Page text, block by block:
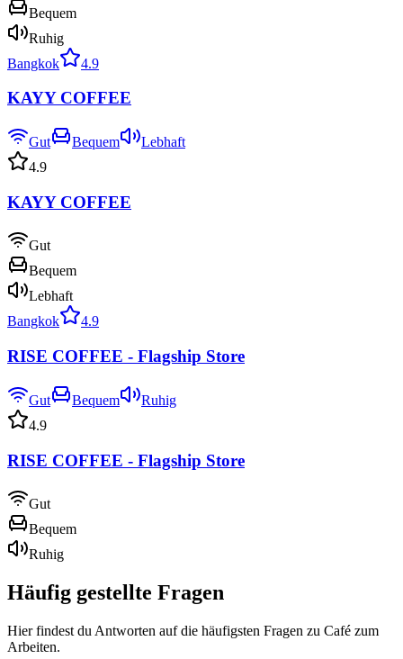
Bequem
Ruhig
Bangkok
4.9
KAYY COFFEE
Gut Bequem
Lebhaft
4.9
KAYY COFFEE
Gut
Bequem
Lebhaft
Bangkok
4.9
RISE COFFEE - Flagship Store
Gut Bequem
Ruhig
4.9
RISE COFFEE - Flagship Store
Gut
Bequem
Ruhig
Häufig gestellte Fragen
Hier findest du Antworten auf die häufigsten Fragen zu Café zum
Arbeiten.